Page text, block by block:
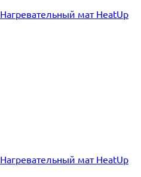
Нагревательный мат HeatUp
Нагревательный мат HeatUp